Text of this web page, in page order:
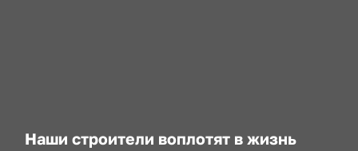
Наши строители воплотят в жизнь